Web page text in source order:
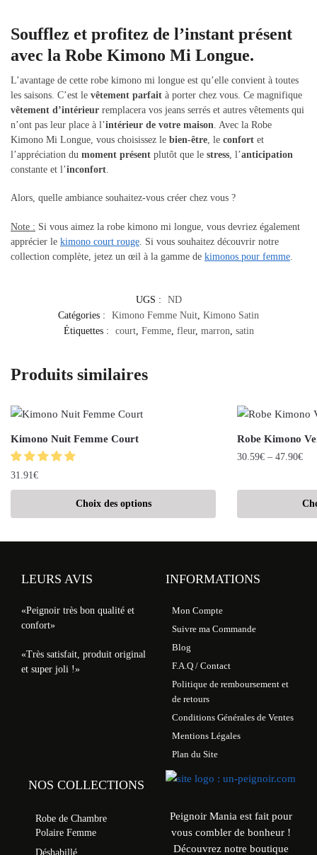
Soufflez et profitez de l’instant présent
avec la Robe Kimono Mi Longue.
L’avantage de cette robe kimono mi longue est qu’elle convient à toutes
les saisons. C’est le vêtement parfait à porter chez vous. Ce magnifique
vêtement d’intérieur remplacera vos jeans serrés et autres vêtements qui
n’ont pas leur place à l’intérieur de votre maison . Avec la Robe
Kimono Mi Longue, vous choisissez le bien-être , le confort et
l’appréciation du moment présent plutôt que le stress , l’anticipation
constante et l’inconfort
Alors, quelle ambiance souhaitez-vous créer chez vous ?
Note : Si vous aimez la robe kimono mi longue, vous devriez également
apprécier le kimono court rouge. Si vous souhaitez découvrir notre
collection complète, jetez un œil à la gamme de kimonos pour femme.
UGS :
ND
Catégories :
Kimono Femme Nuit, Kimono Satin
Étiquettes :
court, Femme, fleur, marron, satin
Produits similaires
Kimono Nuit Femme Court
31.91€
Choix des options
Robe Kimono
30.59€ – 47.90€
LEURS AVIS
«Peignoir très bon qualité et
confort»
«Très satisfait, produit original
et super joli !»
INFORMATIONS
Mon Compte
Suivre ma Commande
Blog
F.A.Q / Contact
Politique de remboursement et
de retours
Conditions Générales de Ventes
Mentions Légales
Plan du Site
NOS COLLECTIONS
Robe de Chambre
Polaire Femme
Déshabillé
Peignoir Mania est fait pour
vous combler de bonheur !
Découvrez notre boutique